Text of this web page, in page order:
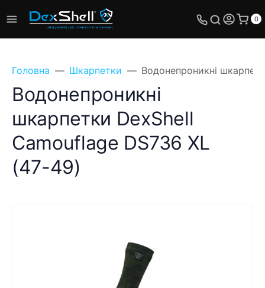
0
Головна Шкарпетки Водонепроникні
Водонепроникні
шкарпетки DexShell
Camouflage DS736 XL
(47-49)